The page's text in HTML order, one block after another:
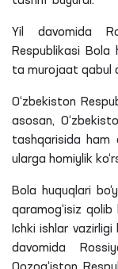
Yil davomida
Respublikasi Bola
ta murojaat qabul
O‘zbekiston
asosan,
tashqarisida ham
ularga homiylik
Bola huquqlari
qaramog‘isiz qolib
Ichki ishlar
davomida